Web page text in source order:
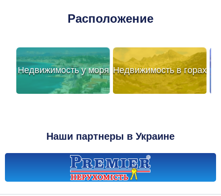
Расположение
Недвижимость у моря Недвижимость в горах
Наши партнеры в Украине